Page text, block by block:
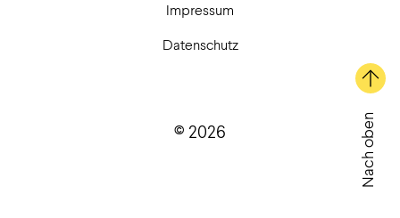
Impressum
Datenschutz
Nach oben
© 2026